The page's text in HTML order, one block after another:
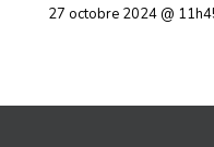
27 octobre 2024 @